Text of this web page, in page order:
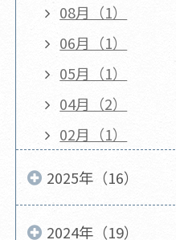
08月（1）
06月（1）
05月（1）
04月（2）
02月（1）
2025年（16）
2024年（19）